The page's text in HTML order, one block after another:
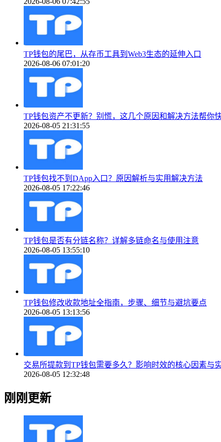
TP钱包的尾巴，从存币工具到Web3生态的延伸入口
2026-08-06 07:01:20
TP钱包资产不更新？别慌，这几个原因和解决方法帮你
2026-08-05 21:31:55
TP钱包找不到DApp入口？原因解析与实用解决方法
2026-08-05 17:22:46
TP钱包是否有分链名称？详解多链命名与使用注意
2026-08-05 13:55:10
TP钱包修改收款地址全指南，步骤、细节与避坑要点
2026-08-05 13:13:56
交易所提款到TP钱包需要多久？影响时效的核心因素与
2026-08-05 12:32:48
刚刚更新